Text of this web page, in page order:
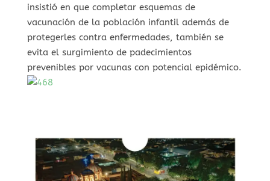
insistió en que completar esquemas de
vacunación de la población infantil además de
protegerles contra enfermedades, también se
evita el surgimiento de padecimientos
prevenibles por vacunas con potencial epidémico.